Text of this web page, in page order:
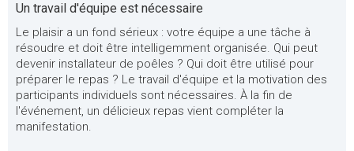
Un travail d'équipe est nécessaire
Le plaisir a un fond sérieux : votre équipe a une tâche à
résoudre et doit être intelligemment organisée. Qui peut
devenir installateur de poêles ? Qui doit être utilisé pour
préparer le repas ? Le travail d'équipe et la motivation des
participants individuels sont nécessaires. À la fin de
l'événement, un délicieux repas vient compléter la
manifestation.